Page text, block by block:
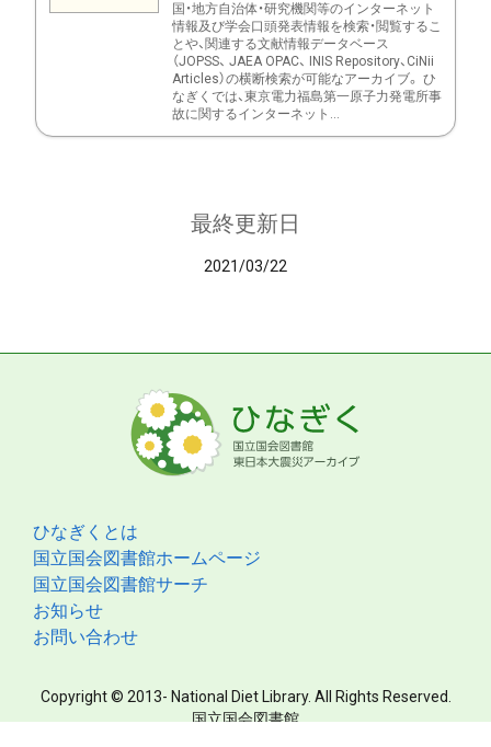
国・地方自治体・研究機関等のインターネット
情報及び学会口頭発表情報を検索・閲覧するこ
とや、関連する文献情報データベース
（JOPSS、 JAEA OPAC、 INIS Repository、CiNii
Articles）の横断検索が可能なアーカイブ。 ひ
なぎくでは、東京電力福島第一原子力発電所事
故に関するインターネット...
最終更新日
2021/03/22
ひなぎくとは
国立国会図書館ホームページ
国立国会図書館サーチ
お知らせ
お問い合わせ
Copyright © 2013- National Diet Library. All Rights Reserved.